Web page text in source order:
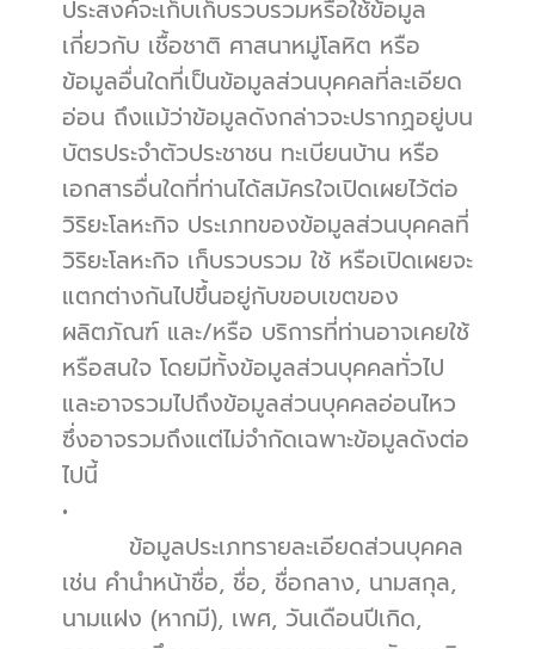
ประสงค์จะเก็บเก็บรวบรวมหรือใช้ข้อมูล
เกี่ยวกับ เชื้อชาติ ศาสนาหมู่โลหิต หรือ
ข้อมูลอื่นใดที่เป็นข้อมูลส่วนบุคคลที่ละเอียด
อ่อน ถึงแม้ว่าข้อมูลดังกล่าวจะปรากฏอยู่บน
บัตรประจำตัวประชาชน ทะเบียนบ้าน หรือ
เอกสารอื่นใดที่ท่านได้สมัครใจเปิดเผยไว้ต่อ
วิริยะโลหะกิจ ประเภทของข้อมูลส่วนบุคคลที่
วิริยะโลหะกิจ เก็บรวบรวม ใช้ หรือเปิดเผยจะ
แตกต่างกันไปขึ้นอยู่กับขอบเขตของ
ผลิตภัณฑ์ และ/หรือ บริการที่ท่านอาจเคยใช้
หรือสนใจ โดยมีทั้งข้อมูลส่วนบุคคลทั่วไป
และอาจรวมไปถึงข้อมูลส่วนบุคคลอ่อนไหว
ซึ่งอาจรวมถึงแต่ไม่จำกัดเฉพาะข้อมูลดังต่อ
ไปนี้
•
ข้อมูลประเภทรายละเอียดส่วนบุคคล
เช่น คำนำหน้าชื่อ, ชื่อ, ชื่อกลาง, นามสกุล,
นามแฝง (หากมี), เพศ, วันเดือนปีเกิด,